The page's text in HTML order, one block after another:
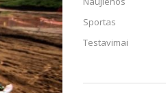
Sportas
Testavimai